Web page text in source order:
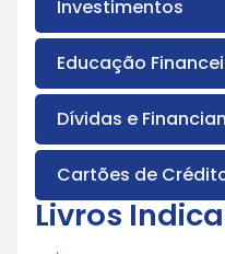
Investimentos
Educação
Dívidas e
Cartões de
Livros